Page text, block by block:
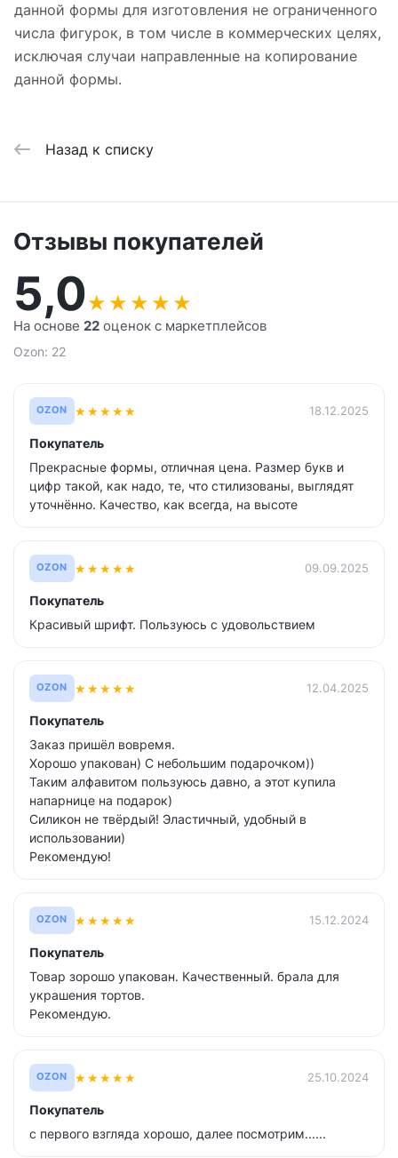
данной формы для изготовления не ограниченного
числа фигурок, в том числе в коммерческих целях,
исключая случаи направленные на копирование
данной формы.
Назад к списку
Отзывы покупателей
5,0★ ★ ★ ★ ★
На основе 22 оценок с маркетплейсов
Ozon: 22
OZON ★★★★★ 18.12.2025
Покупатель
Прекрасные формы, отличная цена. Размер букв и
цифр такой, как надо, те, что стилизованы, выглядят
уточнённо. Качество, как всегда, на высоте
OZON ★★★★★ 09.09.2025
Покупатель
Красивый шрифт. Пользуюсь с удовольствием
OZON ★★★★★ 12.04.2025
Покупатель
Заказ пришёл вовремя.
Хорошо упакован) С небольшим подарочком))
Таким алфавитом пользуюсь давно, а этот купила
напарнице на подарок)
Силикон не твёрдый! Эластичный, удобный в
использовании)
Рекомендую!
OZON ★★★★★ 15.12.2024
Покупатель
Товар зорошо упакован. Качественный. брала для
украшения тортов.
Рекомендую.
OZON ★★★★★ 25.10.2024
Покупатель
с первого взгляда хорошо, далее посмотрим......